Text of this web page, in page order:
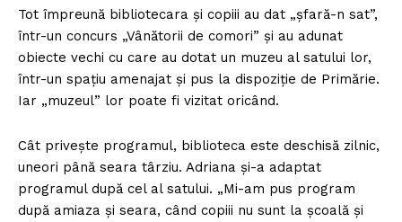
Tot împreună bibliotecara și copiii au dat „șfară-n sat”,
într-un concurs „Vânătorii de comori” și au adunat
obiecte vechi cu care au dotat un muzeu al satului lor,
într-un spațiu amenajat și pus la dispoziție de Primărie.
Iar „muzeul” lor poate fi vizitat oricând.
Cât privește programul, biblioteca este deschisă zilnic,
uneori până seara târziu. Adriana și-a adaptat
programul după cel al satului. „Mi-am pus program
după amiaza și seara, când copiii nu sunt la școală și